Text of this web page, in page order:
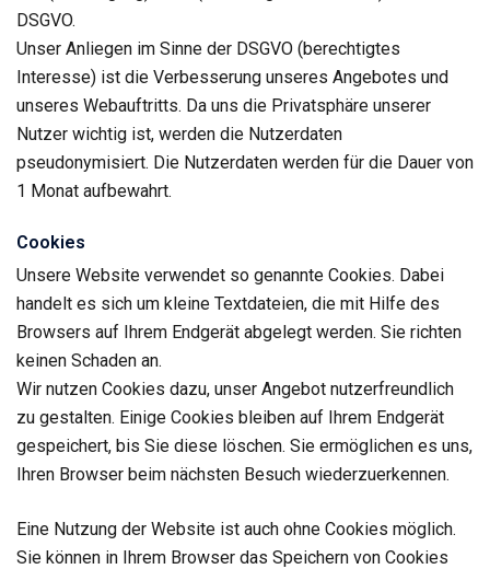
DSGVO.
Unser Anliegen im Sinne der DSGVO (berechtigtes
Interesse) ist die Verbesserung unseres Angebotes und
unseres Webauftritts. Da uns die Privatsphäre unserer
Nutzer wichtig ist, werden die Nutzerdaten
pseudonymisiert. Die Nutzerdaten werden für die Dauer von
1 Monat aufbewahrt.
Cookies
Unsere Website verwendet so genannte Cookies. Dabei
handelt es sich um kleine Textdateien, die mit Hilfe des
Browsers auf Ihrem Endgerät abgelegt werden. Sie richten
keinen Schaden an.
Wir nutzen Cookies dazu, unser Angebot nutzerfreundlich
zu gestalten. Einige Cookies bleiben auf Ihrem Endgerät
gespeichert, bis Sie diese löschen. Sie ermöglichen es uns,
Ihren Browser beim nächsten Besuch wiederzuerkennen.
Eine Nutzung der Website ist auch ohne Cookies möglich.
Sie können in Ihrem Browser das Speichern von Cookies